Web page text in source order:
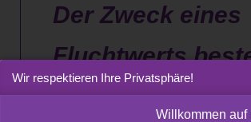
Der Zweck eines
Fluchtwerts
in der Erzielung
Wir respektieren Ihre Privatsphäre!
Willkommen auf